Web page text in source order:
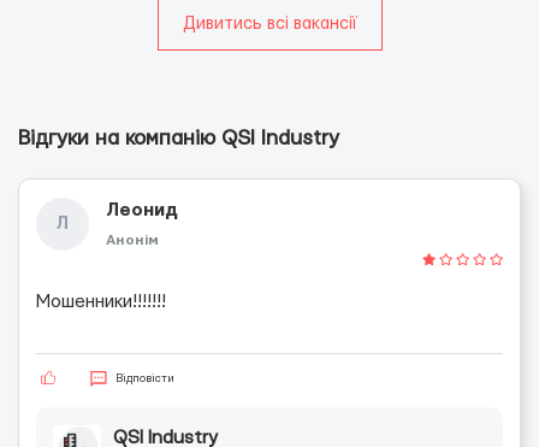
Дивитись всі вакансії
Відгуки на компанію QSI Industry
Л
Леонид
Анонім
Мошенники!!!!!!!
Відповісти
QSI Industry